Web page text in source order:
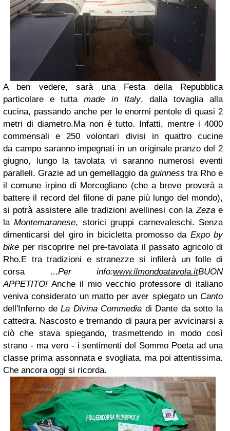
A ben vedere, sarà una Festa della Repubblica
particolare e tuttamade in Italy, dalla tovaglia alla
cucina, passando anche per le enormi pentole di quasi 2
metri di diametro.Ma non è tutto. Infatti, mentre i 4000
commensali e 250 volontari divisi in quattro cucine
da campo saranno impegnati in un originale pranzo del 2
giugno, lungo la tavolata vi saranno numerosi eventi
paralleli. Grazie ad un gemellaggio da guinness tra Rho e
il comune irpino di Mercogliano (che a breve proverà a
battere il record del filone di pane più lungo del mondo),
si potrà assistere alle tradizioni avellinesi con laZezae
laMontemaranese, storici gruppi carnevaleschi. Senza
dimenticarsi del giro in bicicletta promosso da Expo by
bike per riscoprire nel pre-tavolata il passato agricolo di
Rho.E tra tradizioni e stranezze si infilerà un folle di
corsa ...Per info:www.ilmondoatavola.itBUON
APPETITO! Anche il mio vecchio professore di italiano
veniva considerato un matto peraver spiegato un Canto
dell'Inferno deLa Divina Commedia di Dante da sotto la
cattedra. Nascosto e tremando di paura per avvicinarsi a
ciò che stava spiegando, trasmettendo in modo così
strano - ma vero - i sentimenti del Sommo Poeta ad una
classe prima assonnata e svogliata, ma poi attentissima.
Che ancora oggi si ricorda.